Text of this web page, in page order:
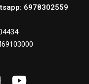
6978302559